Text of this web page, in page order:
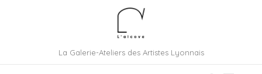
La Galerie-Ateliers des Artistes Lyonnais